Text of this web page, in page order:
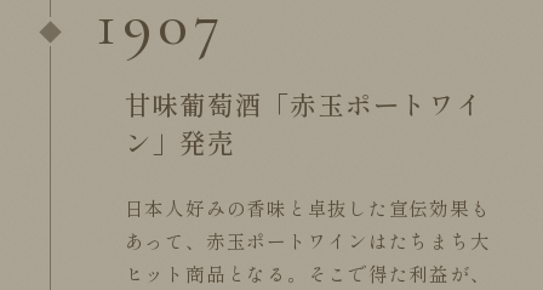
1907
甘味葡萄酒「赤玉ポートワイ
ン」発売
日本人好みの香味と卓抜した宣伝効果も
あって、 赤玉ポートワインはたちまち大
ヒット商品となる。
そこで得た利益が、